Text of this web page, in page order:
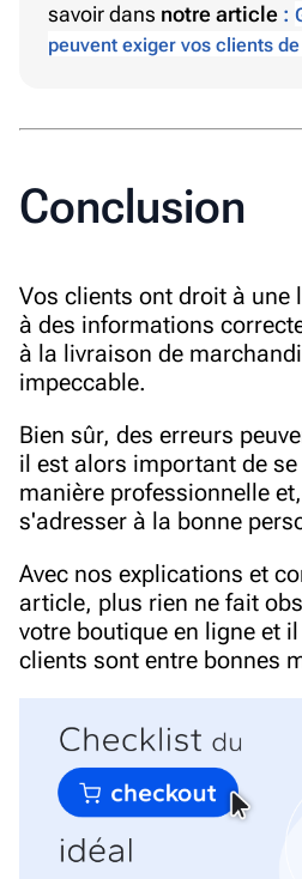
savoir dans notre article :
peuvent exiger vos clients
Conclusion
Vos clients ont droit à une
à des informations
à la livraison de
impeccable.
Bien sûr, des erreurs
il est alors important de
manière professionnelle
s'adresser à la bonne
Avec nos explications et
article, plus rien ne fait
votre boutique en ligne et
clients sont entre bonnes